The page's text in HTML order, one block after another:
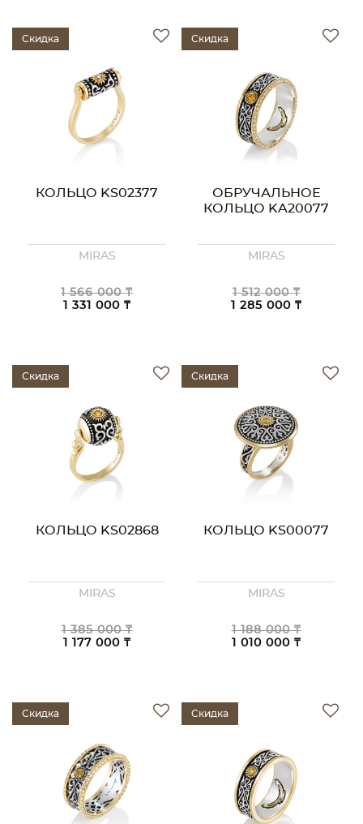
Скидка
КОЛЬЦО KS02377
MIRAS
1 566 000 ₸
1 331 000 ₸
Скидка
ОБРУЧАЛЬНОЕ
КОЛЬЦО KA20077
MIRAS
1 512 000 ₸
1 285 000 ₸
Скидка
КОЛЬЦО KS02868
MIRAS
1 385 000 ₸
1 177 000 ₸
Скидка
КОЛЬЦО KS00077
MIRAS
1 188 000 ₸
1 010 000 ₸
Скидка Скидка